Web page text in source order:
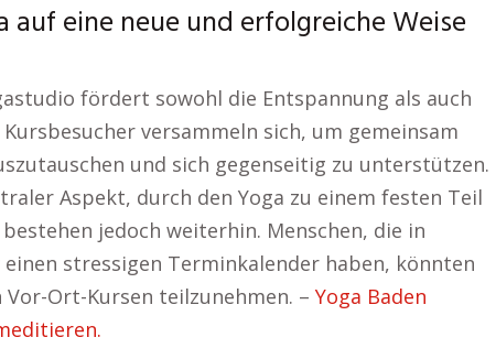
eine neue und erfolgreiche Weise
fördert sowohl die Entspannung als auch
versammeln sich, um gemeinsam
und sich gegenseitig zu unterstützen.
Aspekt, durch den Yoga zu einem festen Teil
jedoch weiterhin. Menschen, die in
stressigen Terminkalender haben, könnten
Ort-Kursen teilzunehmen. – Yoga Baden